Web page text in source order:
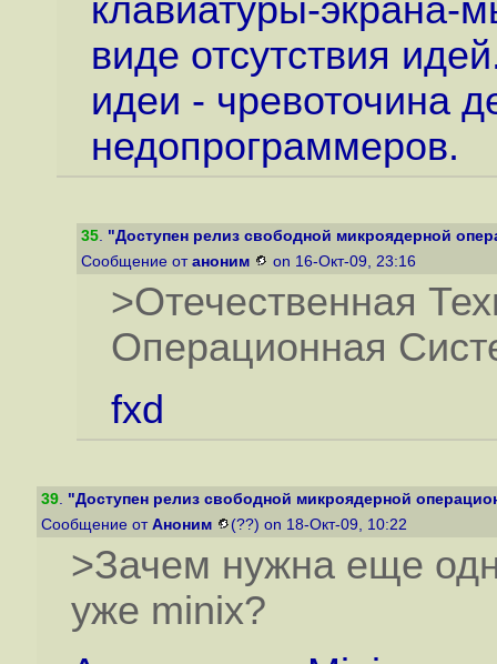
клавиатуры-
виде отсутствия
идеи - чревоточина
недопрограммеров.
35. "Доступен релиз свободной микроядерной
Сообщение от аноним on 16-Окт-09, 23:16
>Отечественная
Операционная
fxd
39. "Доступен релиз свободной микроядерной
Сообщение от Аноним (??) on 18-Окт-09, 10:22
>Зачем нужна еще
уже minix?